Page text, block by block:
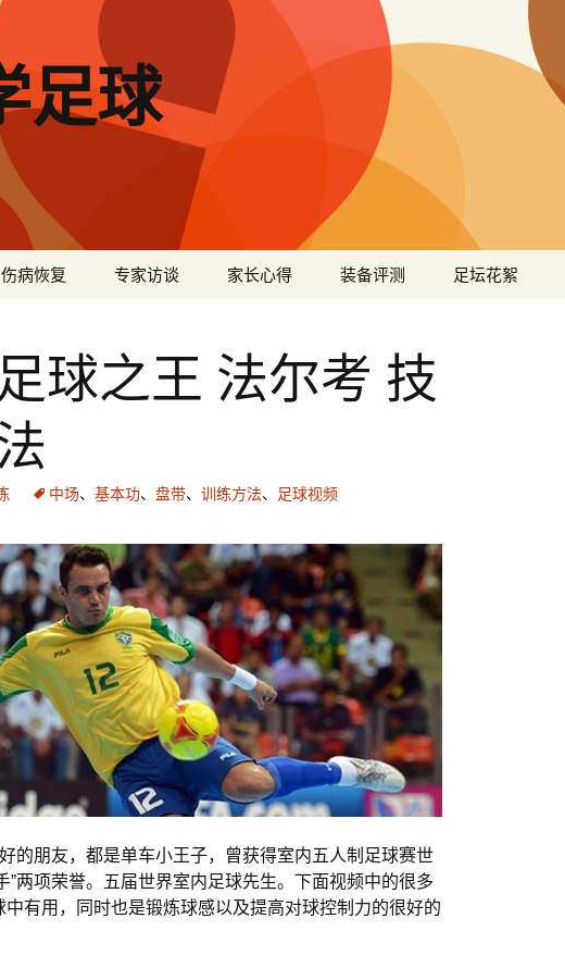
足球
伤病恢复 专家访谈 家长心得 装备评测 足坛花絮
球之王 法尔考 技
中场、 基本功、 盘带、 训练方法、 足球视频
的朋友，都是单车小王子，曾获得室内五人制足球赛世
”两项荣誉。五届世界室内足球先生。下面视频中的很多
有用，同时也是锻炼球感以及提高对球控制力的很好的